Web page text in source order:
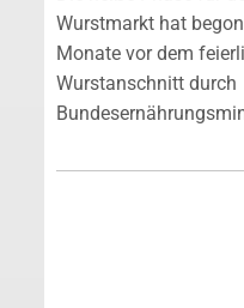
Wurstmarkt hat
Monate vor dem
Wurstanschnitt durch